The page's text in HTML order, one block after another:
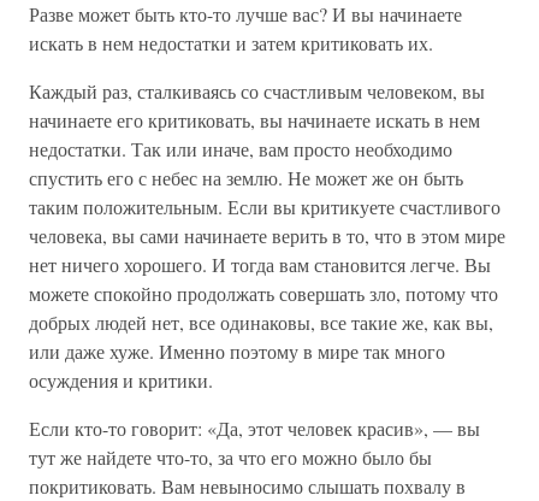
Разве может быть кто-то лучше вас? И вы начинаете
искать в нем недостатки и затем критиковать их.
Каждый раз, сталкиваясь со счастливым человеком, вы
начинаете его критиковать, вы начинаете искать в нем
недостатки. Так или иначе, вам просто необходимо
спустить его с небес на землю. Не может же он быть
таким положительным. Если вы критикуете счастливого
человека, вы сами начинаете верить в то, что в этом мире
нет ничего хорошего. И тогда вам становится легче. Вы
можете спокойно продолжать совершать зло, потому что
добрых людей нет, все одинаковы, все такие же, как вы,
или даже хуже. Именно поэтому в мире так много
осуждения и критики.
Если кто-то говорит: «Да, этот человек красив», — вы
тут же найдете что-то, за что его можно было бы
покритиковать. Вам невыносимо слышать похвалу в